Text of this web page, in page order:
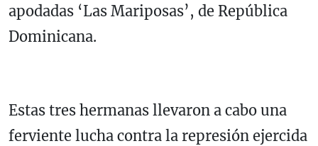
apodadas ‘Las Mariposas’, de República
Dominicana.
Estas tres hermanas llevaron a cabo una
ferviente lucha contra la represión ejercida